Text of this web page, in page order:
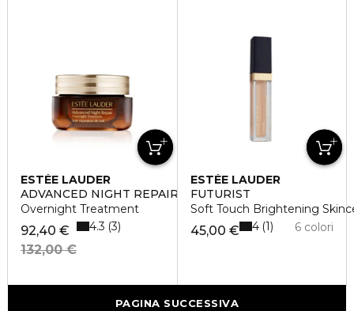
ESTÉE LAUDER
ADVANCED NIGHT REPAIR
Overnight Treatment
92,40 €
132,00 €
4.3 3
ESTÉE LAUDER
FUTURIST
Soft Touch Brightening
45,00 € 6 colori
4 1
PAGINA SUCCESSIVA